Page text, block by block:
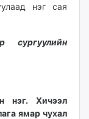
нэг сая
сургуулийн
нэг. Хичээл
ямар чухал